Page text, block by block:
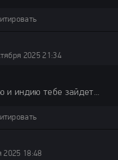
2025 21:34
и индию тебе зайдет...
2025 18:48